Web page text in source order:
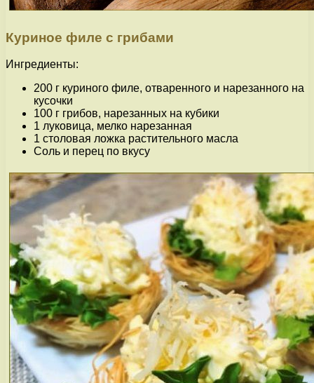
Куриное филе с грибами
Ингредиенты:
200 г куриного филе, отваренного и нарезанного на
кусочки
100 г грибов, нарезанных на кубики
1 луковица, мелко нарезанная
1 столовая ложка растительного масла
Соль и перец по вкусу